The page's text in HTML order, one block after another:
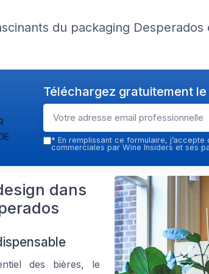
du packaging
Téléchargez gratuitement
* En remplissant ce formulaire, j’accepte
commerciales par Wine Insiders et ses
dans
des bières, le